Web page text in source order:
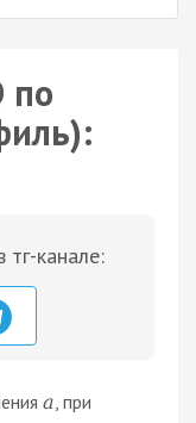
по
канале:
a , при